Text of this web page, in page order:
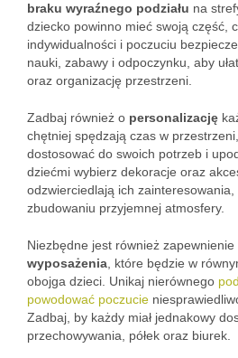
braku wyraźnego podziału na
dziecko powinno mieć swoją część,
indywidualności i poczuciu
nauki, zabawy i odpoczynku, aby
oraz organizację przestrzeni.
Zadbaj również o personalizację
chętniej spędzają czas w
dostosować do swoich potrzeb i
dziećmi wybierz dekoracje oraz
odzwierciedlają ich
zbudowaniu przyjemnej atmosfery.
Niezbędne jest również zapewnienie
wyposażenia , które będzie w
obojga dzieci. Unikaj nierównego
powodować poczucie
Zadbaj, by każdy miał jednakowy
przechowywania, półek oraz biurek.